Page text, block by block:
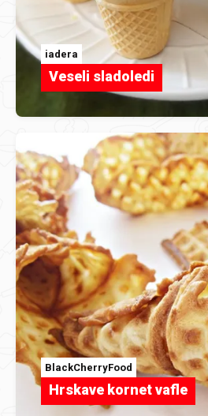
iadera
Veseli sladoledi
BlackCherryFood
Hrskave kornet vafle